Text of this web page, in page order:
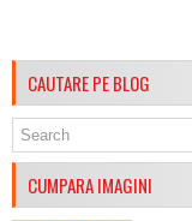
CAUTARE PE BLOG
CUMPARA IMAGINI